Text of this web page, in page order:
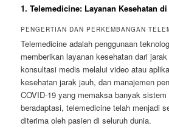
1. Telemedicine: Layanan Kesehatan
PENGERTIAN DAN PERKEMBANGAN
Telemedicine adalah penggunaan
memberikan layanan kesehatan dari
konsultasi medis melalui video atau
kesehatan jarak jauh, dan manajemen
COVID-19 yang memaksa banyak
beradaptasi, telemedicine telah menjadi
diterima oleh pasien di seluruh dunia.